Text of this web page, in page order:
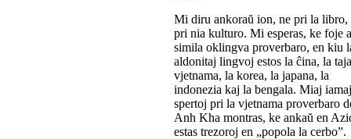
Mi diru ankoraŭ ion, ne pri la libro,
pri nia kulturo. Mi esperas, ke foje
simila oklingva proverbaro, en kiu
aldonitaj lingvoj estos la ĉina, la
vjetnama, la korea, la japana, la
indonezia kaj la bengala. Miaj
spertoj pri la vjetnama proverbaro
Anh Kha montras, ke ankaŭ en
estas trezoroj en „popola la cerbo”.